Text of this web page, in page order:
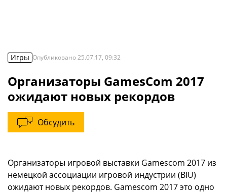
Игры Опубликовано25.07.17, 09:32
Организаторы GamesCom 2017
ожидают новых рекордов
Обсудить
Организаторы игровой выставки Gamescom 2017 из
немецкой ассоциации игровой индустрии (BIU)
ожидают новых рекордов. Gamescom 2017 это одно